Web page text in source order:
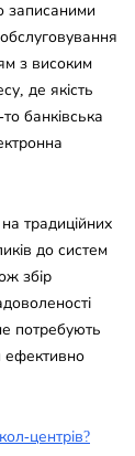
записаними
з високим
де якість
банківська
традиційних
до систем
збір
потребують
ефективно
центрів?